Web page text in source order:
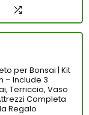
per Bonsai | Kit
– Include 3
Terriccio, Vaso
Completa
Regalo